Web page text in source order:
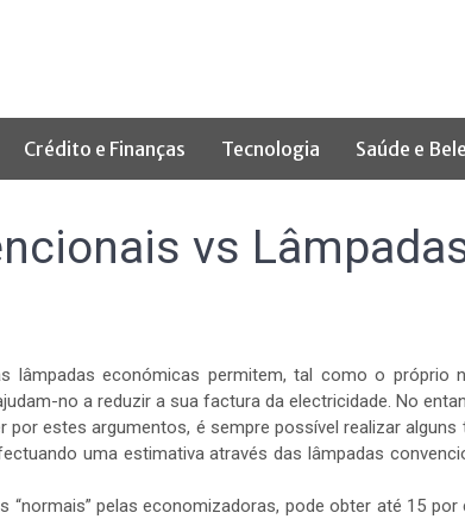
Crédito e Finanças Tecnologia Saúde e
vs
lâmpadas económicas permitem, tal como o próprio
no a reduzir a sua factura da electricidade. No
estes argumentos, é sempre possível realizar alguns
uma estimativa através das lâmpadas
“normais” pelas economizadoras, pode obter até 15